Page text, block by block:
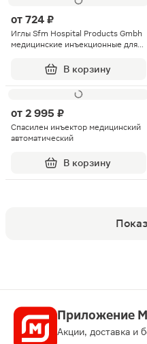
от 724 ₽
Иглы Sfm Hospital Products Gmbh
медицинские инъекционные для
32G 0.23х4мм 100шт
В корзину
от 2 995 ₽
Спасилен инъектор медицинский
автоматический
В корзину
Приложение
Акции, доставка и